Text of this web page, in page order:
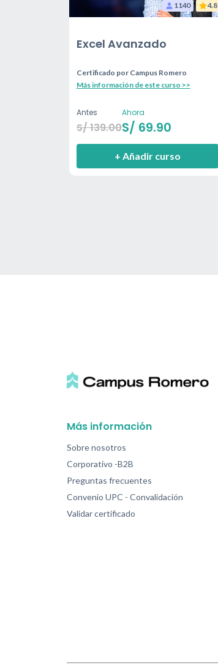
1140 4.8
Excel Avanzado
Certificado por Campus Romero
Más información de este curso >>
Antes
S/139.00
Ahora
S/ 69.90
+ Añadir curso
Más información
Sobre nosotros
Corporativo -B2B
Preguntas frecuentes
Convenio UPC - Convalidación
Validar certificado